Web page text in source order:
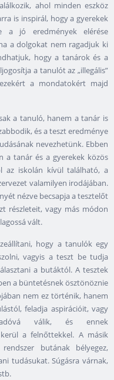
ahol minden eszköz
is inspirál, hogy a gyerekek
a jó eredmények elérése
a dolgokat nem ragadjuk ki
hogy a tanárok és a
a tanulót az „illegális”
a mondatokért majd
a tanuló, hanem a tanár is
és a teszt eredménye
nevezhetünk. Ebben
a tanár és a gyerekek közös
az iskolán kívül található, a
valamilyen irodájában.
nézve becsapja a tesztelőt
részleteit, vagy más módon
vált.
hogy a tanulók egy
vagyis a teszt be tudja
a butáktól. A tesztek
a büntetésnek ösztönöznie
nem ez történik, hanem
feladja aspirációit, vagy
válik, és ennek
a felnőttekkel. A másik
butának bélyegez,
tudásukat. Súgásra várnak,